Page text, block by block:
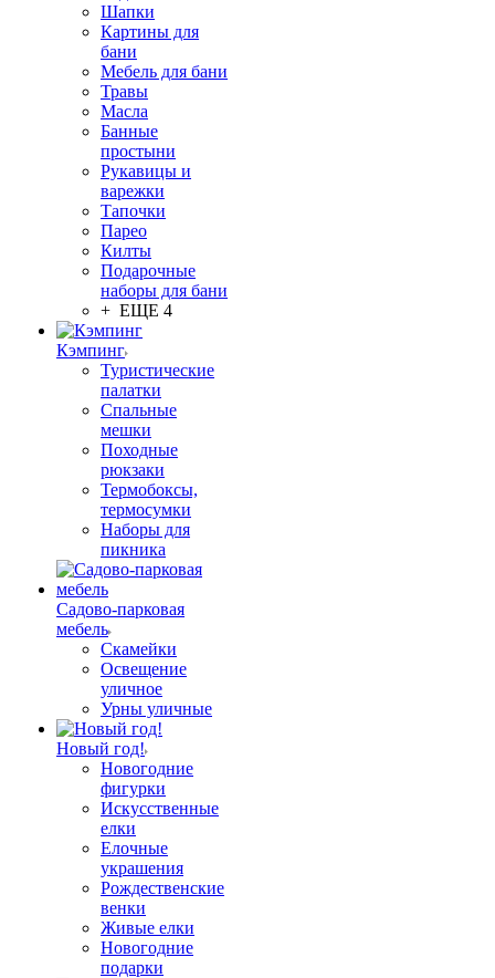
Шапки
Картины для
бани
Мебель для бани
Травы
Масла
Банные
простыни
Рукавицы и
варежки
Тапочки
Парео
Килты
Подарочные
наборы для бани
+ ЕЩЕ 4
Кэмпинг
Туристические
палатки
Спальные
мешки
Походные
рюкзаки
Термобоксы,
термосумки
Наборы для
пикника
Садово-парковая
мебель
Скамейки
Освещение
уличное
Урны уличные
Новый год!
Новогодние
фигурки
Искусственные
елки
Елочные
украшения
Рождественские
венки
Живые елки
Новогодние
подарки